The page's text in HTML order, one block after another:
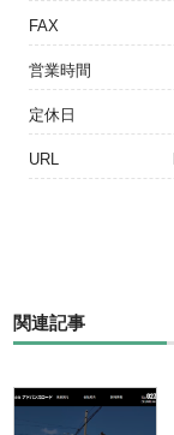
FAX
営業時間
定休日
URL
関連記事